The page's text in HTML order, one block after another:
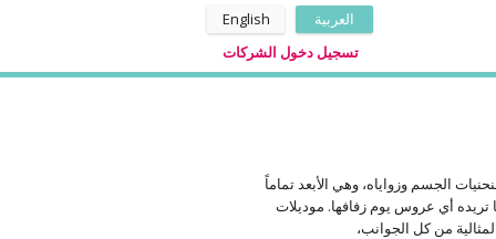
العربية
English
تسجيل دخول الشركات
الجسم وزواياه، وهي الأبعد تماماً
تريده أي عروس يوم زفافها. موديلات
من كل الجوانب،